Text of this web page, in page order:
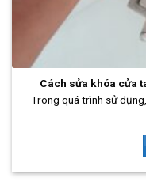
Cách sửa khóa cửa
Trong quá trình sử